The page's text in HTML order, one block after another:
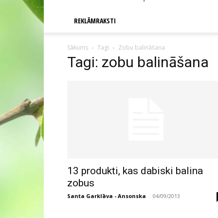
REKLĀMRAKSTI
Sākums Tagi Zobu balināšana
Tagi: zobu balināšana
13 produkti, kas dabiski balina
zobus
Santa Garklāva - Ansonska - 04/09/2013